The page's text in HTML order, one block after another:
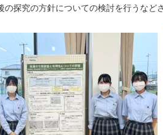
探究の方針についての検討を行うなど